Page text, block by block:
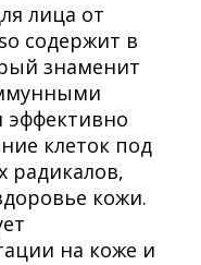
лица от
содержит в
знаменит
эффективно
клеток под
радикалов,
кожи.
на коже и